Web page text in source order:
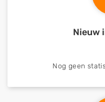
Nieuw
Nog geen